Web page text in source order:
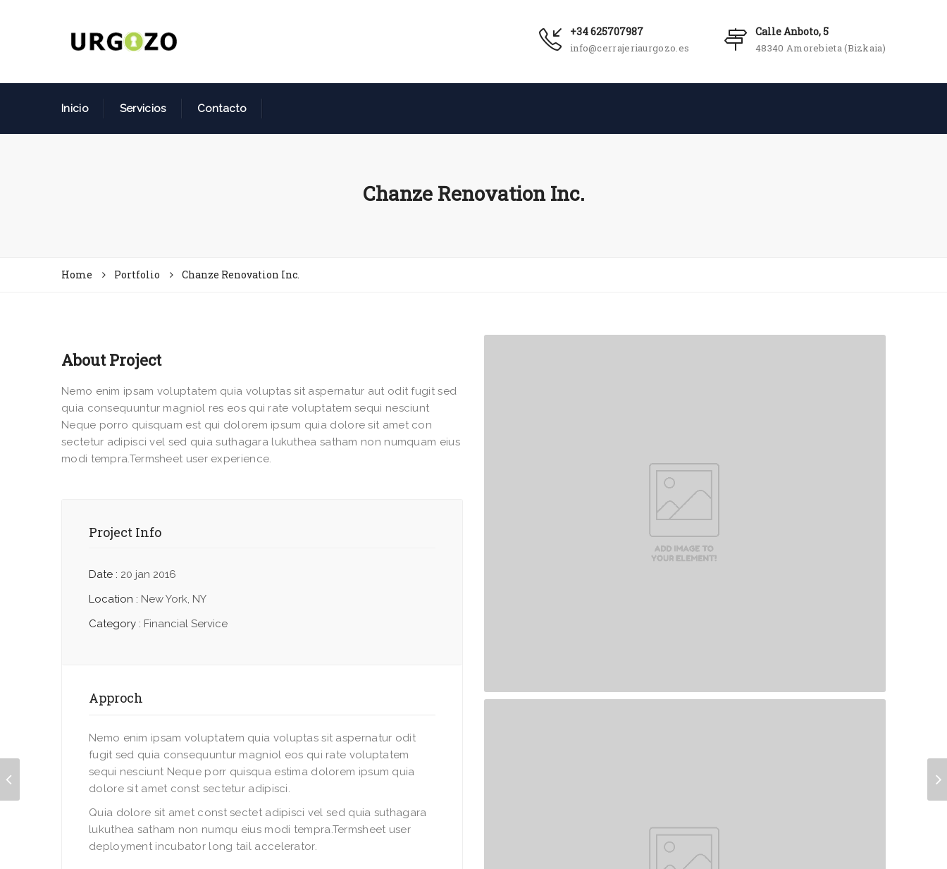
+34 625707987
info@cerrajeriaurgozo.es
Calle Anboto, 5
48340 Amorebieta (Bizkaia)
Inicio Servicios Contacto
Chanze Renovation Inc.
Home Portfolio Chanze Renovation Inc.
About Project
Nemo enim ipsam voluptatem quia voluptas sit aspernatur aut odit fugit sed
quia consequuntur magniol res eos qui rate voluptatem sequi nesciunt
Neque porro quisquam est qui dolorem ipsum quia dolore sit amet con
sectetur adipisci vel sed quia suthagara lukuthea satham non numquam eius
modi tempra.Termsheet user experience.
Project Info
Date : 20 jan 2016
Location : New York, NY
Category : Financial Service
Approch
Nemo enim ipsam voluptatem quia voluptas sit aspernatur odit
fugit sed quia consequuntur magniol eos qui rate voluptatem
sequi nesciunt Neque porr quisqua estima dolorem ipsum quia
dolore sit amet const sectetur adipisci.
Quia dolore sit amet const sectet adipisci vel sed quia suthagara
lukuthea satham non numqu eius modi tempra.Termsheet user
deployment incubator long tail accelerator.